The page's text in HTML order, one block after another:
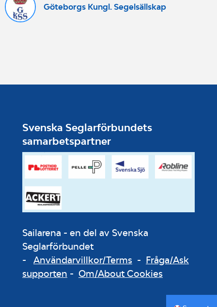
Göteborgs Kungl. Segelsällskap
Svenska Seglarförbundets
samarbetspartner
Sailarena - en del av Svenska
Seglarförbundet
- Användarvillkor/Terms - Fråga/Ask
supporten - Om/About Cookies